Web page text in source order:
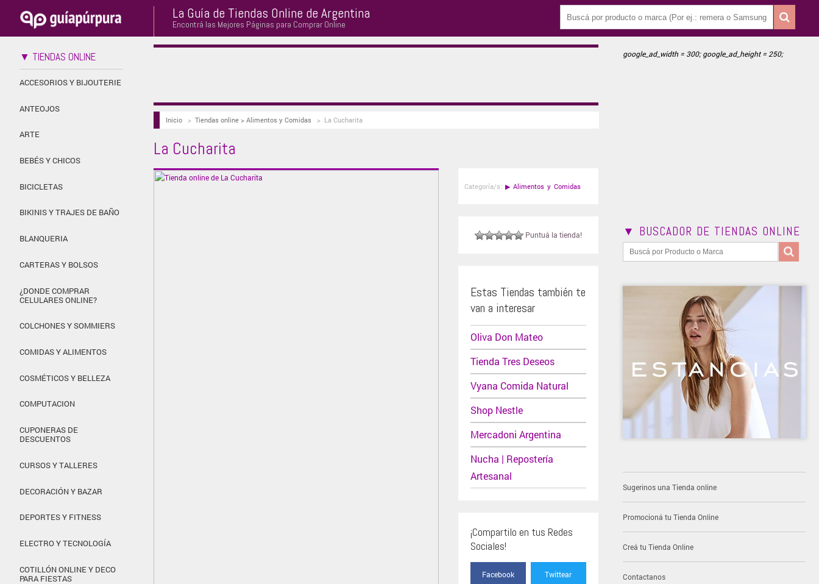
La Guía de Tiendas Online de Argentina
Encontrá las Mejores Páginas para Comprar Online
▼ TIENDAS ONLINE
ACCESORIOS Y BIJOUTERIE
ANTEOJOS
ARTE
BEBÉS Y CHICOS
BICICLETAS
BIKINIS Y TRAJES DE BAÑO
BLANQUERIA
CARTERAS Y BOLSOS
¿DONDE COMPRAR
CELULARES ONLINE?
COLCHONES Y SOMMIERS
COMIDAS Y ALIMENTOS
COSMÉTICOS Y BELLEZA
COMPUTACION
CUPONERAS DE
DESCUENTOS
CURSOS Y TALLERES
DECORACIÓN Y BAZAR
DEPORTES Y FITNESS
ELECTRO Y TECNOLOGÍA
COTILLÓN ONLINE Y DECO
PARA FIESTAS
Inicio> Tiendas online > Alimentos y Comidas > La Cucharita
La Cucharita
Categoría/s: ▶ Alimentos y Comidas
Puntuá la tienda!
Estas Tiendas también te
van a interesar
Oliva Don Mateo
Tienda Tres Deseos
Vyana Comida Natural
Shop Nestle
Mercadoni Argentina
Nucha | Repostería
Artesanal
¡Compartilo en tus Redes
Sociales!
Facebook Twittear
google_ad_width = 300; google_ad_height = 250;
▼ BUSCADOR DE TIENDAS ONLINE
Sugerinos una Tienda online
Promocioná tu Tienda Online
Creá tu Tienda Online
Contactanos